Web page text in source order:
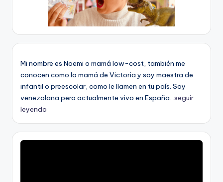
Mi nombre es Noemi o mamá low-cost, también me
conocen como la mamá de Victoria y soy maestra de
infantil o preescolar, como le llamen en tu país. Soy
venezolana pero actualmente vivo en España...seguir
leyendo